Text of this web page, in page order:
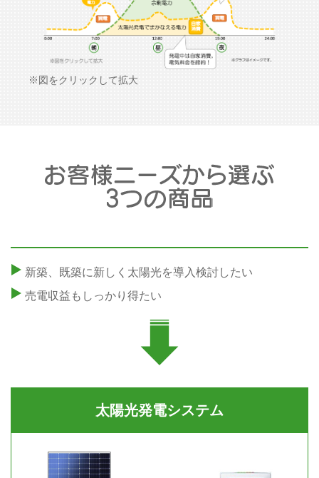
※図をクリックして拡大
新築、既築に新しく太陽光を導入検討したい
売電収益もしっかり得たい
太陽光発電システム